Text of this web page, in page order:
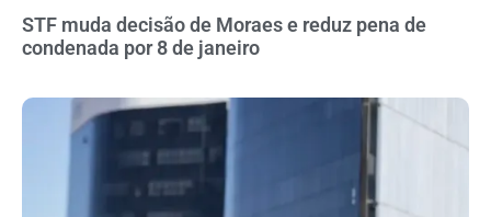
STF muda decisão de Moraes e reduz pena de
condenada por 8 de janeiro